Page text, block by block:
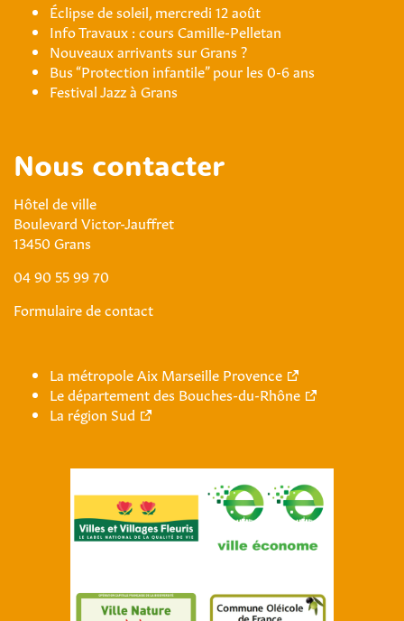
Éclipse de soleil, mercredi 12 août
Info Travaux : cours Camille-Pelletan
Nouveaux arrivants sur Grans ?
Bus “Protection infantile” pour les 0-6 ans
Festival Jazz à Grans
Nous contacter
Hôtel de ville
Boulevard Victor-Jauffret
13450 Grans
04 90 55 99 70
Formulaire de contact
La métropole Aix Marseille Provence
Le département des Bouches-du-Rhône
La région Sud